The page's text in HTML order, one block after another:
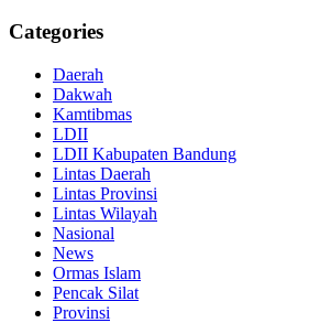
Categories
Daerah
Dakwah
Kamtibmas
LDII
LDII Kabupaten Bandung
Lintas Daerah
Lintas Provinsi
Lintas Wilayah
Nasional
News
Ormas Islam
Pencak Silat
Provinsi